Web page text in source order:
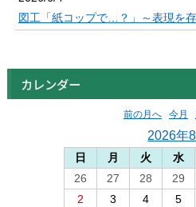
図工「紙コップで…？」～表現を
カレンダー
前の月へ 今月
2026年
日 月 火 水
26
27 28 29
2
3 4 5